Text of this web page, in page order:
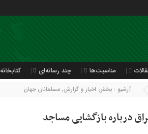
مناسبت‌ها چند رسانه‌ای کتابخانه
آرشیو : بخش اخبار و گزارش, مسلمانان جهان
درباره بازگشایی مساجد